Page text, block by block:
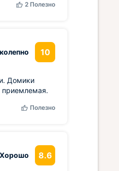
2 Полезно
10
Домики
приемлемая.
Полезно
Хорошо 8.6